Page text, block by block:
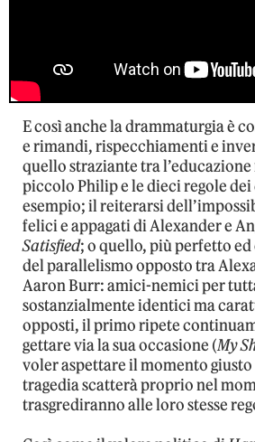
E così anche la drammaturgia è
e rimandi, rispecchiamenti e
quello straziante tra
piccolo Philip e le dieci regole
esempio; il reiterarsi
felici e appagati di Alexander e
Satisfied; o quello, più perfetto
del parallelismo opposto tra
Aaron Burr: amici-nemici per
sostanzialmente identici ma
opposti, il primo ripete
gettare via la sua occasione (My
voler aspettare il momento giusto
tragedia scatterà proprio nel
trasgrediranno alle loro stesse